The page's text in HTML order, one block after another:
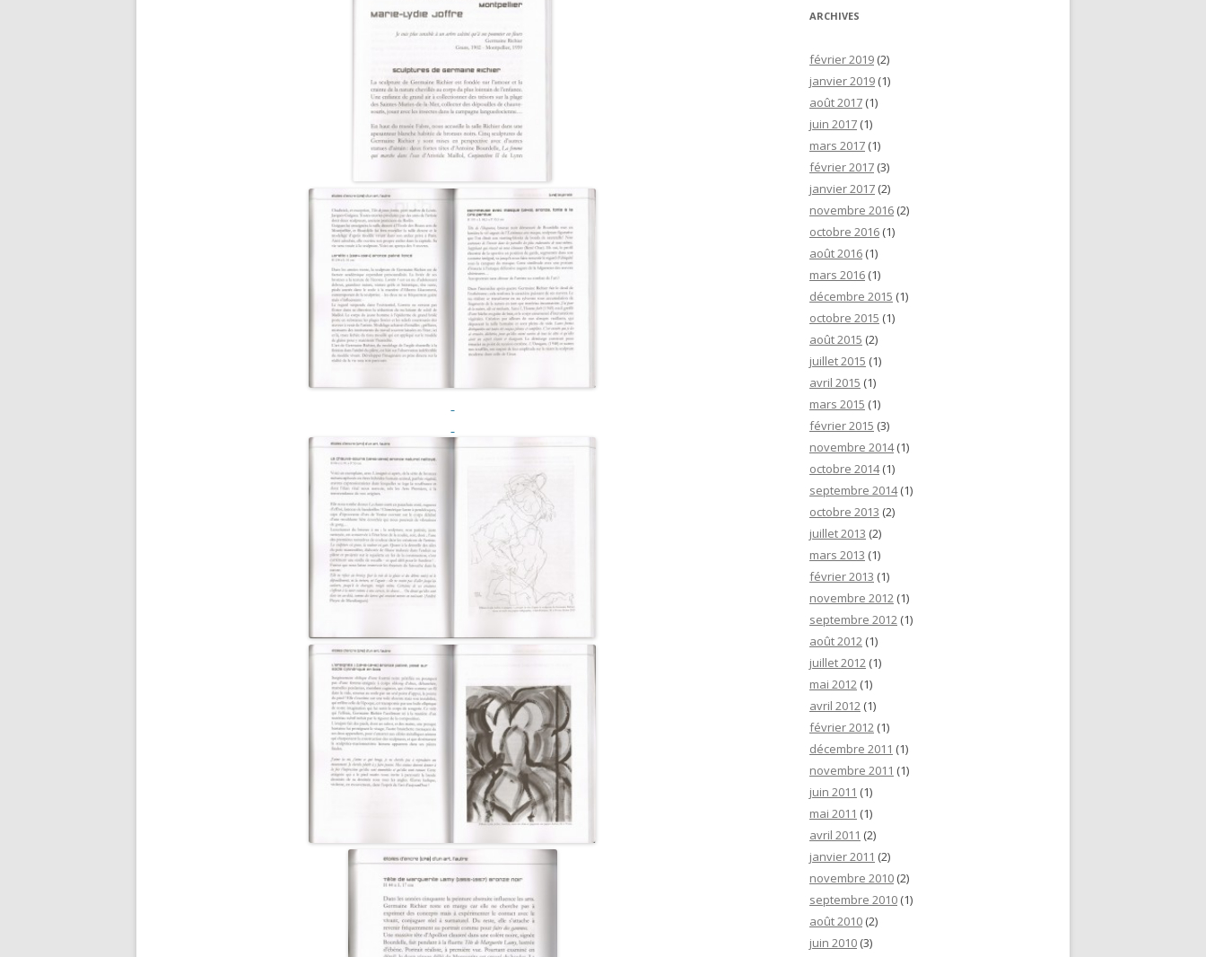
ARCHIVES
février 2019 (2)
janvier 2019 (1)
août 2017 (1)
juin 2017 (1)
mars 2017 (1)
février 2017 (3)
janvier 2017 (2)
novembre 2016 (2)
octobre 2016 (1)
août 2016 (1)
mars 2016 (1)
décembre 2015 (1)
octobre 2015 (1)
août 2015 (2)
juillet 2015 (1)
avril 2015 (1)
mars 2015 (1)
février 2015 (3)
novembre 2014(1)
octobre 2014(1)
septembre 2014(1)
octobre 2013 (2)
juillet 2013 (2)
mars 2013 (1)
février 2013 (1)
novembre 2012 (1)
septembre 2012 (1)
août 2012 (1)
juillet 2012 (1)
mai 2012 (1)
avril 2012 (1)
février 2012 (1)
décembre 2011 (1)
novembre 2011 (1)
juin 2011 (1)
mai 2011 (1)
avril 2011 (2)
janvier 2011 (2)
novembre 2010 (2)
septembre 2010 (1)
août 2010 (2)
juin 2010 (3)